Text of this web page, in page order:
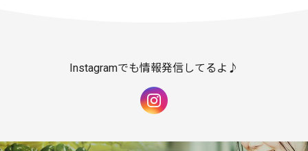
Instagramでも情報発信してるよ♪